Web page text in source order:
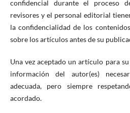
confidencial durante el proceso
revisores y el personal editorial
la confidencialidad de los
sobre los artículos antes de su
Una vez aceptado un artículo para
información del autor(es)
adecuada, pero siempre
acordado.